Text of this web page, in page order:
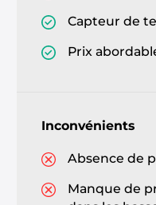
Capteur de
Prix
Inconvénients
Absence de
Manque de